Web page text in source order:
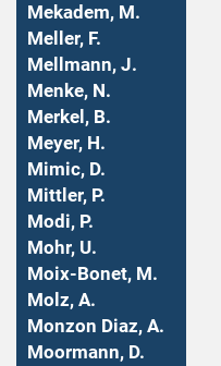
Mekadem, M.
Meller, F.
Mellmann, J.
Menke, N.
Merkel, B.
Meyer, H.
Mimic, D.
Mittler, P.
Modi, P.
Mohr, U.
Moix-Bonet, M.
Molz, A.
Monzon Diaz, A.
Moormann, D.